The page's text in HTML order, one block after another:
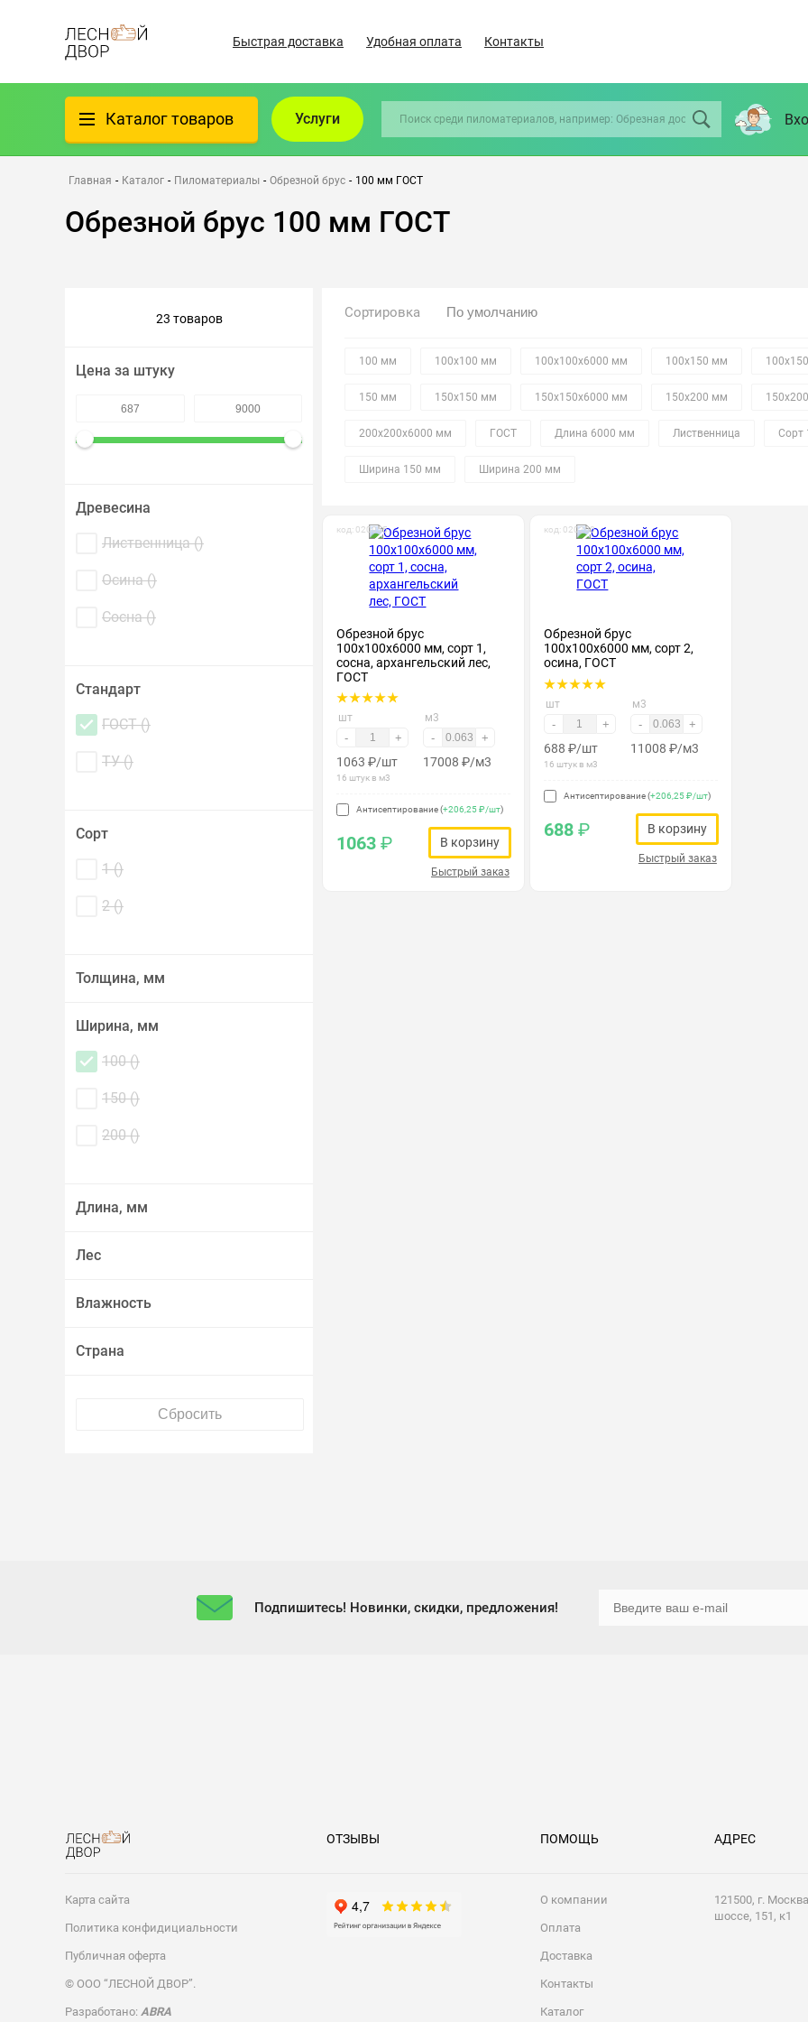
Быстрая доставка Удобная оплата Контакты
Каталог товаров
Фанера
Пиломатериалы
Всё для бани
Утеплители/Изоляция
Услуги
Главная - Каталог - Пиломатериалы - Обрезной брус - 100 мм ГОСТ
Обрезной брус 100 мм ГОСТ
23 товаров
Цена за штуку
Древесина
Лиственница ()
Осина ()
Сосна ()
Стандарт
ГОСТ ()
ТУ ()
Сорт
1 ()
2 ()
Толщина, мм
Ширина, мм
100 ()
150 ()
200 ()
Длина, мм
Лес
Влажность
Страна
Сортировка
100 мм 100х100 мм 100х100х6000 мм 100х150 мм
150 мм 150х150 мм 150х150х6000 мм 150х200 мм
200х200х6000 мм ГОСТ Длина 6000 мм Лиственница Сорт 1
Ширина 150 мм Ширина 200 мм
код: 020055
Обрезной брус
100х100х6000 мм, сорт 1,
сосна, архангельский лес,
ГОСТ
шт
- +
1063 ₽/шт
16 штук в м3
м3
- +
17008 ₽/м3
Антисептирование (+206,25 ₽/шт)
1063 ₽ В корзину
Быстрый заказ
код: 020200
Обрезной брус
100х100х6000 мм, сорт 2,
осина, ГОСТ
шт
- +
688 ₽/шт
16 штук в м3
м3
- +
11008 ₽/м3
Антисептирование (+206,25 ₽/шт)
688₽ В корзину
Быстрый заказ
Подпишитесь! Новинки, скидки, предложения!
Карта сайта
Политика конфидициальности
Публичная оферта
© ООО “ЛЕСНОЙ ДВОР”.
Разработано: ABRA
ОТЗЫВЫ ПОМОЩЬ
О компании
Оплата
Доставка
Контакты
Каталог
АДРЕС
121500, г.
шоссе, 151, к1